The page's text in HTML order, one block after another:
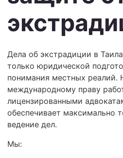
Дела об экстрадиции в
только юридической
понимания местных
международному праву
лицензированными
обеспечивает максимально
ведение дел.
Мы: